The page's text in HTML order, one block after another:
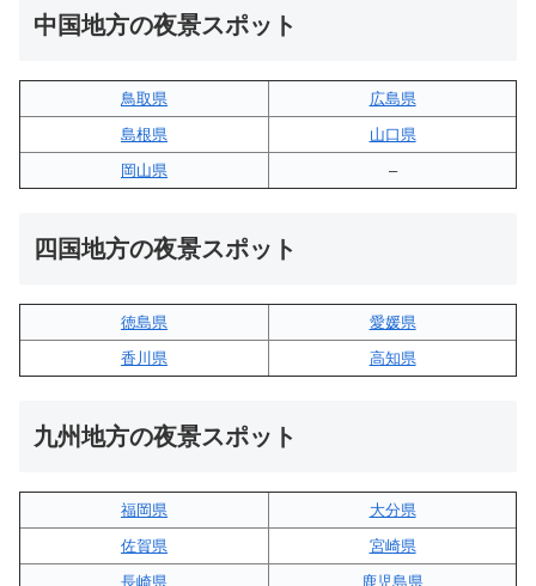
中国地方の夜景スポット
鳥取県
広島県
島根県
山口県
岡山県
–
四国地方の夜景スポット
徳島県
愛媛県
香川県
高知県
九州地方の夜景スポット
福岡県
大分県
佐賀県
宮崎県
長崎県
鹿児島県